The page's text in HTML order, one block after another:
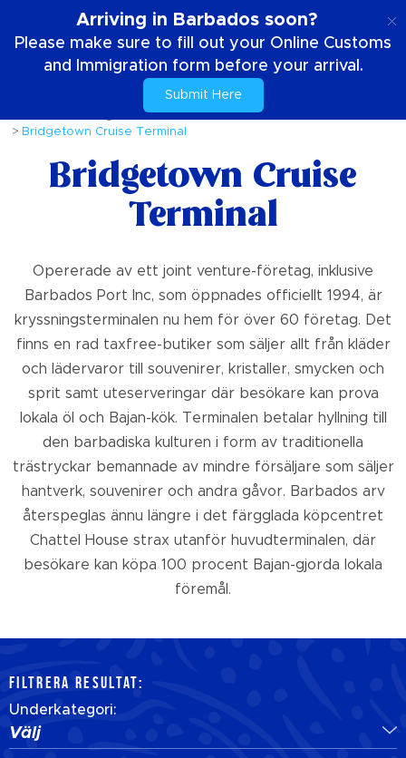
Arriving in Barbados soon?
Please make sure to fill out your Online Customs
and Immigration form before your arrival.
Submit Here
UNESCO - världsarvslista
Bridgetown Cruise Terminal
Bridgetown Cruise
Terminal
Opererade av ett joint venture-företag, inklusive
Barbados Port Inc, som öppnades officiellt 1994, är
kryssningsterminalen nu hem för över 60 företag. Det
finns en rad taxfree-butiker som säljer allt från kläder
och lädervaror till souvenirer, kristaller, smycken och
sprit samt uteserveringar där besökare kan prova
lokala öl och Bajan-kök. Terminalen betalar hyllning till
den barbadiska kulturen i form av traditionella
trästryckar bemannade av mindre försäljare som säljer
hantverk, souvenirer och andra gåvor. Barbados arv
återspeglas ännu längre i det färgglada köpcentret
Chattel House strax utanför huvudterminalen, där
besökare kan köpa 100 procent Bajan-gjorda lokala
föremål.
FILTRERA RESULTAT:
Underkategori:
Välj